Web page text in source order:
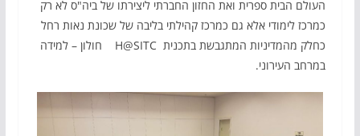
העולם הבית ספרית ואת החזון החברתי ליצירתו של ביה"ס לא רק
כמרכז לימודי אלא גם כמרכז קהילתי בליבה של שכונת נאות רחל
כחלק מהמדיניות המתגבשת בתכנית H@SITC חולון – למידה
במרחב העירוני.